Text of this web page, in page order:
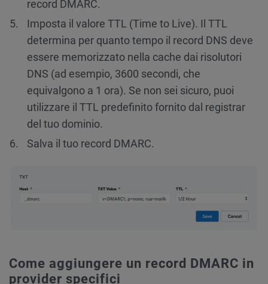
record DMARC.
Imposta il valore TTL (Time to Live). Il TTL
determina per quanto tempo il record DNS deve
essere memorizzato nella cache dai risolutori
DNS (ad esempio, 3600 secondi, che
equivalgono a 1 ora). Se non sei sicuro, puoi
utilizzare il TTL predefinito fornito dal registrar
del tuo dominio.
Salva il tuo record DMARC.
Come aggiungere un record DMARC in
provider specifici